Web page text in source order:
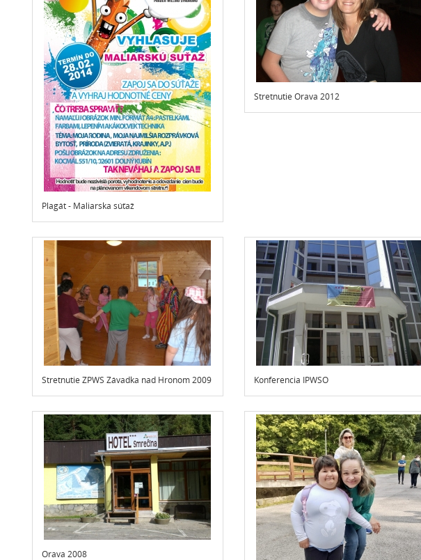
Plagát - Maliarska súťaž
Stretnutie Orava 2012
Stretnutie ZPWS Závadka nad Hronom 2009 Konferencia IPWSO
Orava 2008